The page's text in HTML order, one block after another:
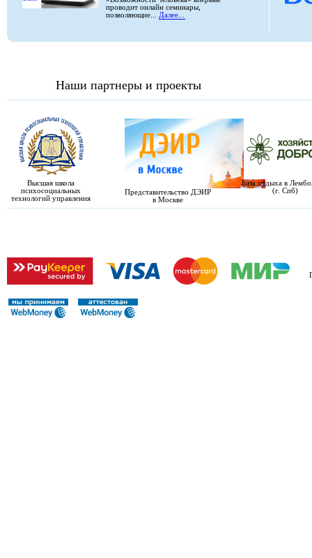
проводит онлайн семинары,
позволяющие... Далее...
Наши партнеры и проекты
Высшая школа
психосоциальных
технологий управления
Представительство ДЭИР
в Москве
База отдыха в
(г. Спб)